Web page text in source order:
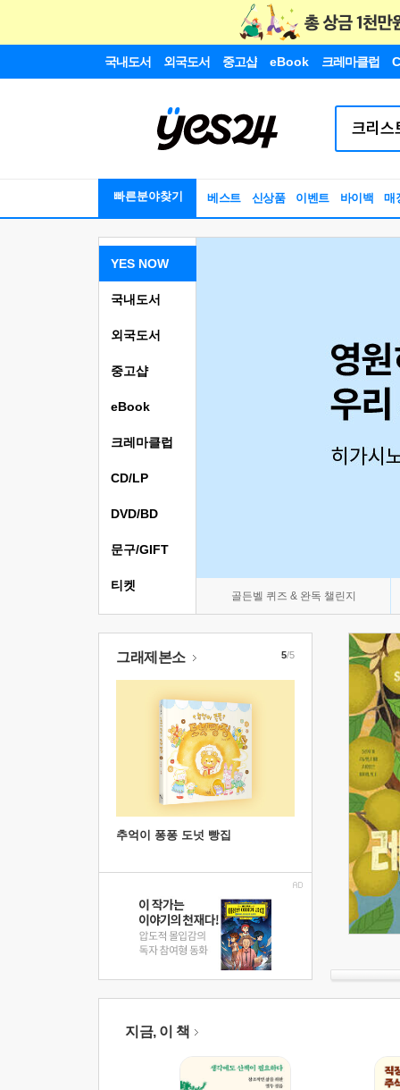
국내도서 외국도서 중고샵 eBook 크레마클럽
빠른분야찾기 베스트 신상품 이벤트 바이백 매
YES NOW
골든벨 퀴즈 & 완독 챌린지
국내도서
외국도서
중고샵
eBook
크레마클럽
CD/LP
DVD/BD
문구/GIFT
티켓
그래제본소
추억이 퐁퐁 도넛 빵집
5/5
지금, 이 책